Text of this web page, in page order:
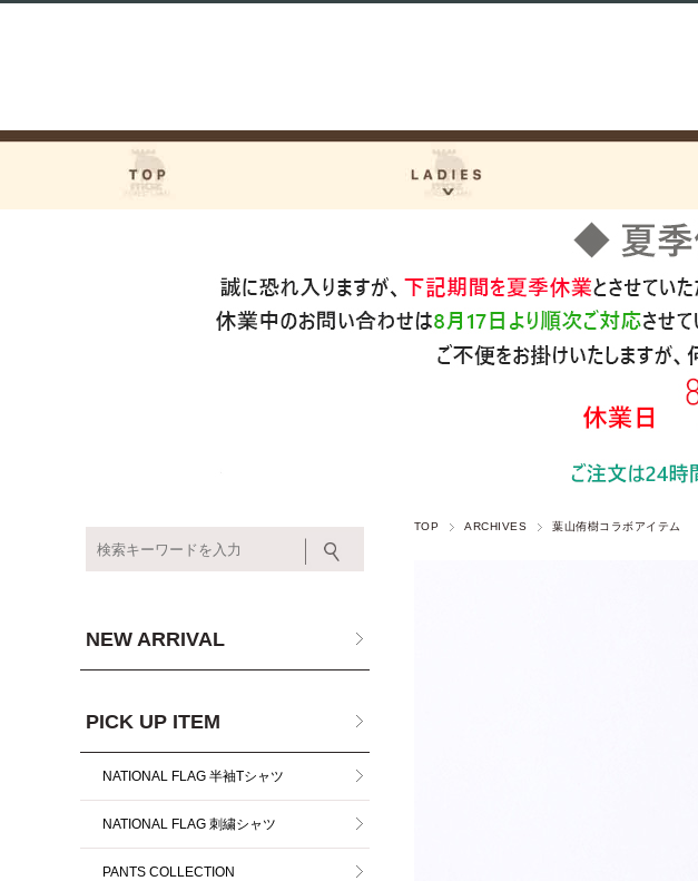
TOP ARCHIVES 葉山侑樹コラボアイテム
NEW ARRIVAL
PICK UP ITEM
NATIONAL FLAG 半袖Tシャツ
NATIONAL FLAG 刺繍シャツ
PANTS COLLECTION